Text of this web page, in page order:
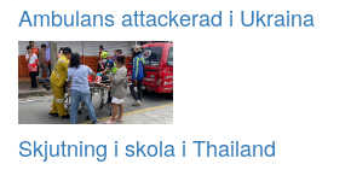
Ambulans attackerad i Ukraina
Skjutning i skola i Thailand